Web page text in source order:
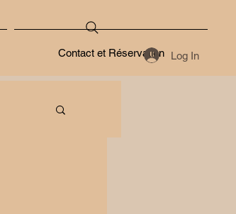
Contact et Réservation Log In